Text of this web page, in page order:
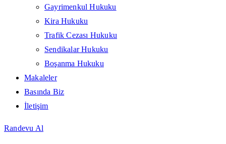
Gayrimenkul Hukuku
Kira Hukuku
Trafik Cezası Hukuku
Sendikalar Hukuku
Boşanma Hukuku
Makaleler
Basında Biz
İletişim
Randevu Al